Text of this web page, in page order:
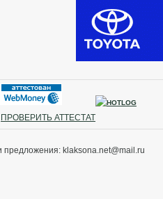
ПРОВЕРИТЬ АТТЕСТАТ
klaksona.net@mail.ru